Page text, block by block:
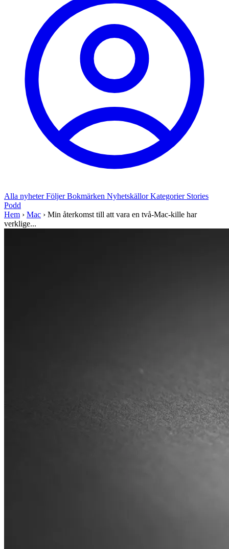
Alla nyheterFöljerBokmärken NyhetskällorKategorier Stories
Podd
Hem › Mac › Min återkomst till att vara en två-Mac-kille har
verklige...